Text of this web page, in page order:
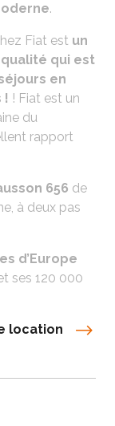
.
Fiat est un
qui est
en
! ! Fiat est un
du
rapport
656 de
à deux pas
d’Europe
ses 120 000
location